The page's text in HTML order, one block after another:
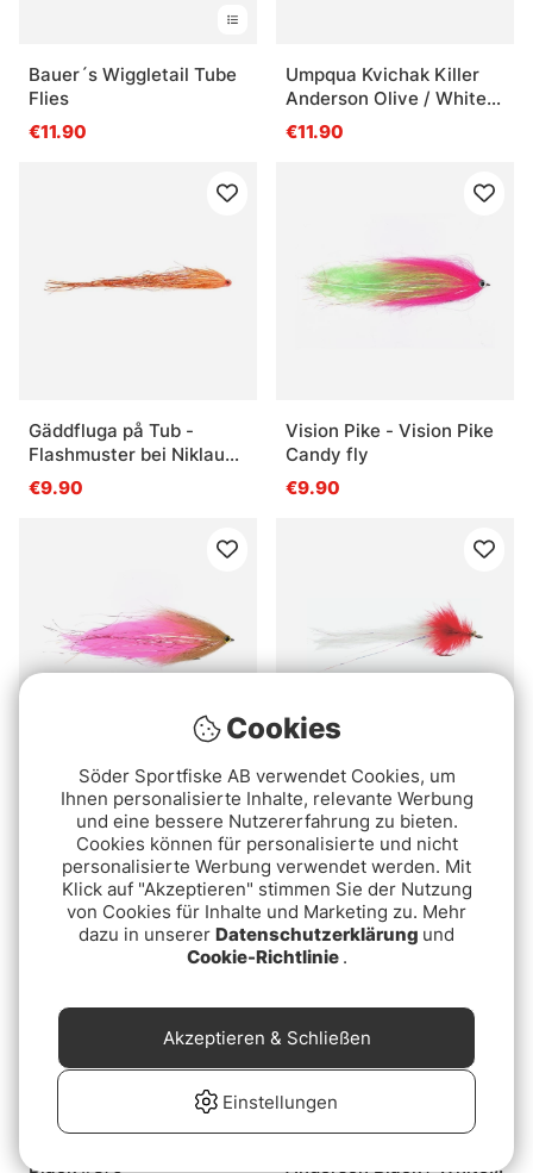
Bauer´s Wiggletail Tube
Flies
€11.90
Umpqua Kvichak Killer
Anderson Olive / White
#1/0
€11.90
Gäddfluga på Tub -
Flashmuster bei Niklaus
Bauer, UV Carrot
€9.90
Vision Pike - Vision Pike
Candy fly
€9.90
Vision Pike - Reversed
Nelli fly
€9.90
Umpqua Pike Snake
Red/White #3/0
€15.90
Black #3/0
Anderson Black / White
Cookies
Söder Sportfiske AB verwendet Cookies, um
Ihnen personalisierte Inhalte, relevante Werbung
und eine bessere Nutzererfahrung zu bieten.
Cookies können für personalisierte und nicht
personalisierte Werbung verwendet werden. Mit
Klick auf "Akzeptieren" stimmen Sie der Nutzung
von Cookies für Inhalte und Marketing zu. Mehr
dazu in unserer Datenschutzerklärung und
Cookie-Richtlinie .
Einstellungen
Akzeptieren & Schließen